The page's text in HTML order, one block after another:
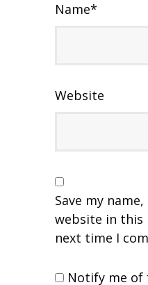
Name*
Website
Save my
website in
next time I
Notify me of